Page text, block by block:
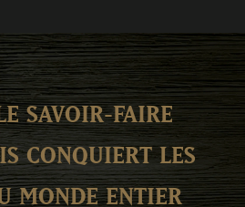
SAVOIR-FAIRE
CONQUIERT LES
MONDE ENTIER